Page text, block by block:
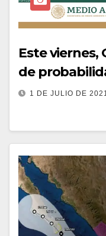
Este viernes,
de
1 DE JULIO DE